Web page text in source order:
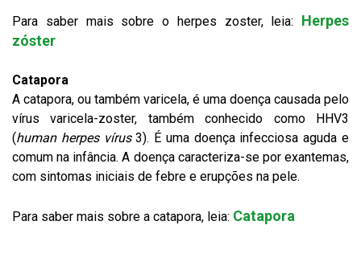
Para saber mais sobre o herpes zoster, leia: Herpes
zóster
Catapora
A catapora, ou também varicela, é uma doença causada pelo
vírus varicela-zoster, também conhecido como HHV3
(human herpes vírus3). É uma doença infecciosa aguda e
comum na infância. A doença caracteriza-se por exantemas,
com sintomas iniciais de febre e erupções na pele.
Para saber mais sobre a catapora, leia: Catapora